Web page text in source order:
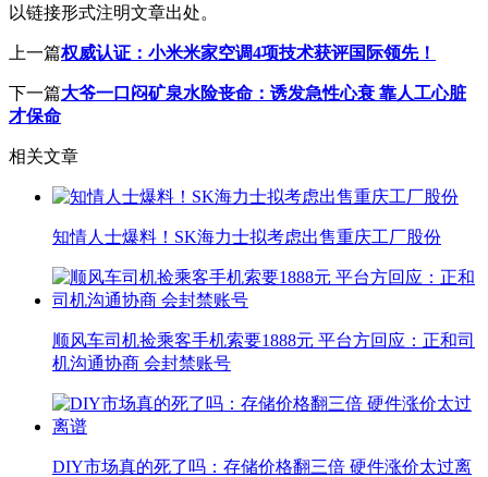
以链接形式注明文章出处。
上一篇权威认证：小米米家空调4项技术获评国际领先！
下一篇大爷一口闷矿泉水险丧命：诱发急性心衰 靠人工心脏
才保命
相关文章
知情人士爆料！SK海力士拟考虑出售重庆工厂股份
顺风车司机捡乘客手机索要1888元 平台方回应：正和司
机沟通协商 会封禁账号
DIY市场真的死了吗：存储价格翻三倍 硬件涨价太过离